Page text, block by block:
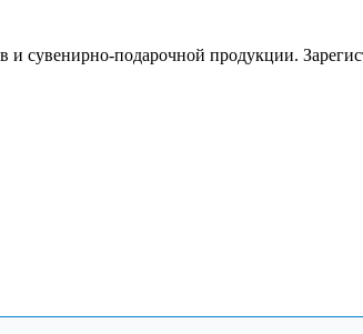
и сувенирно-подарочной продукции.